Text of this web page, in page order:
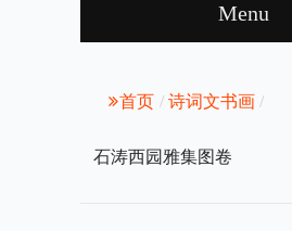
Menu
首页 / 诗词文书画 /
石涛西园雅集图卷